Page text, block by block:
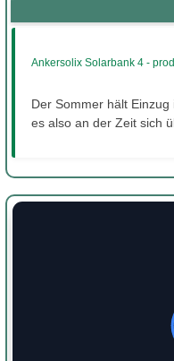
Ankersolix Solarbank 4 -
Der Sommer hält
es also an der Zeit sich